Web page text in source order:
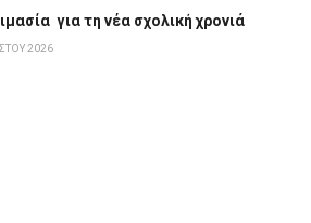
για τη νέα σχολική χρονιά
2026